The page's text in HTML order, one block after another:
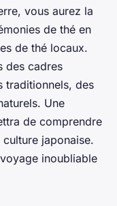
vous aurez la
de thé en
de thé locaux.
des cadres
traditionnels, des
Une
de comprendre
japonaise.
inoubliable